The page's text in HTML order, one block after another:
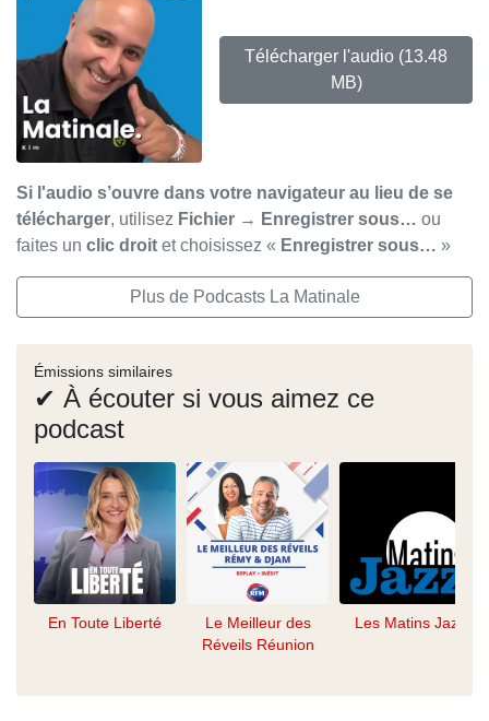
Télécharger l'audio (13.48
MB)
Si l'audio s’ouvre dans votre navigateur au lieu de se
télécharger, utilisez Fichier → Enregistrer sous… ou
faites un clic droit et choisissez « Enregistrer sous… »
Plus de Podcasts La Matinale
Émissions similaires
✔ À écouter si vous aimez ce
podcast
En Toute Liberté
Le Meilleur des
Réveils Réunion
Les Matins Jazz